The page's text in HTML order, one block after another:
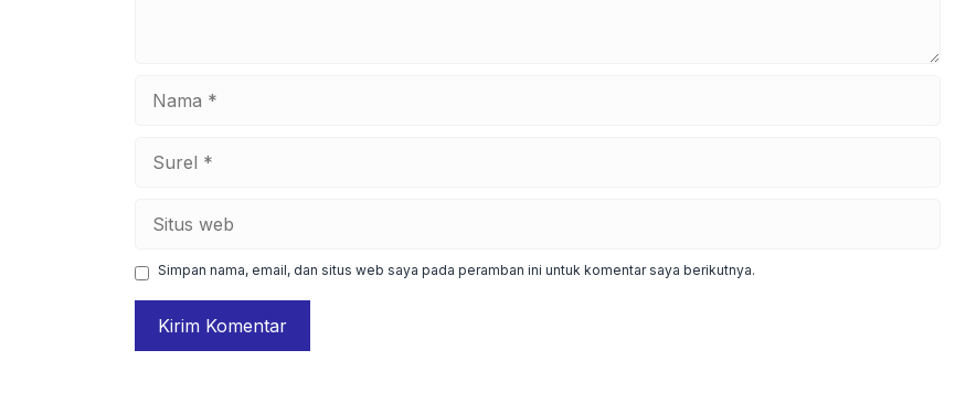
web
Simpan nama, email, dan situs web saya pada peramban ini untuk komentar saya berikutnya.